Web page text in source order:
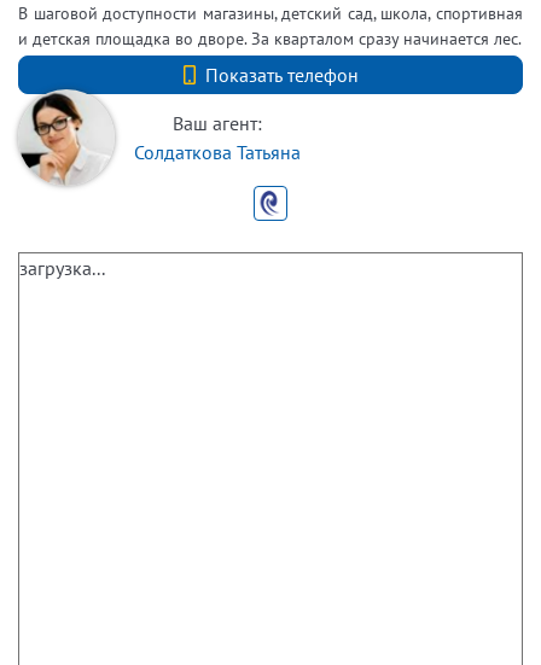
В шаговой доступности магазины, детский сад, школа, спортивная
и детская площадка во дворе. За кварталом сразу начинается лес.
Показать телефон
+7 (812) 740-70-40
Ваш агент:
Солдаткова Татьяна
загрузка...